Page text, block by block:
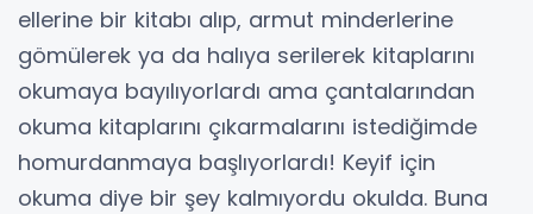
ellerine bir kitabı alıp, armut minderlerine
gömülerek ya da halıya serilerek kitaplarını
okumaya bayılıyorlardı ama çantalarından
okuma kitaplarını çıkarmalarını istediğimde
homurdanmaya başlıyorlardı! Keyif için
okuma diye bir şey kalmıyordu okulda. Buna